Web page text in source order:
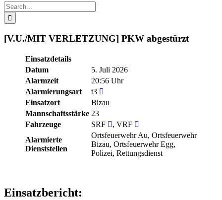
Search
for:
[V.U./MIT VERLETZUNG] PKW abgestürzt
Einsatzdetails
Datum
5. Juli 2026
Alarmzeit
20:56 Uhr
Alarmierungsart
t3
Einsatzort
Bizau
Mannschaftsstärke 23
Fahrzeuge
SRF
, VRF
Alarmierte
Dienststellen
Ortsfeuerwehr Au, Ortsfeuerwehr
Bizau, Ortsfeuerwehr Egg,
Polizei, Rettungsdienst
Einsatzbericht: